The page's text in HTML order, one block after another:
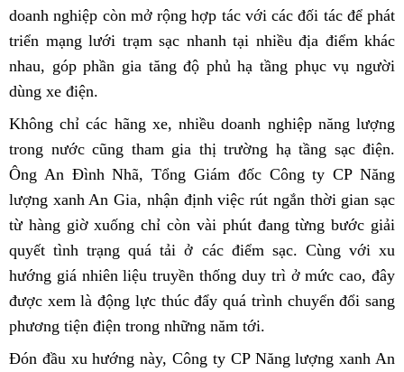
doanh nghiệp còn mở rộng hợp tác với các đối tác để phát
triển mạng lưới trạm sạc nhanh tại nhiều địa điểm khác
nhau, góp phần gia tăng độ phủ hạ tầng phục vụ người
dùng xe điện.
Không chỉ các hãng xe, nhiều doanh nghiệp năng lượng
trong nước cũng tham gia thị trường hạ tầng sạc điện.
Ông An Đình Nhã, Tổng Giám đốc Công ty CP Năng
lượng xanh An Gia, nhận định việc rút ngắn thời gian sạc
từ hàng giờ xuống chỉ còn vài phút đang từng bước giải
quyết tình trạng quá tải ở các điểm sạc. Cùng với xu
hướng giá nhiên liệu truyền thống duy trì ở mức cao, đây
được xem là động lực thúc đẩy quá trình chuyển đổi sang
phương tiện điện trong những năm tới.
Đón đầu xu hướng này, Công ty CP Năng lượng xanh An